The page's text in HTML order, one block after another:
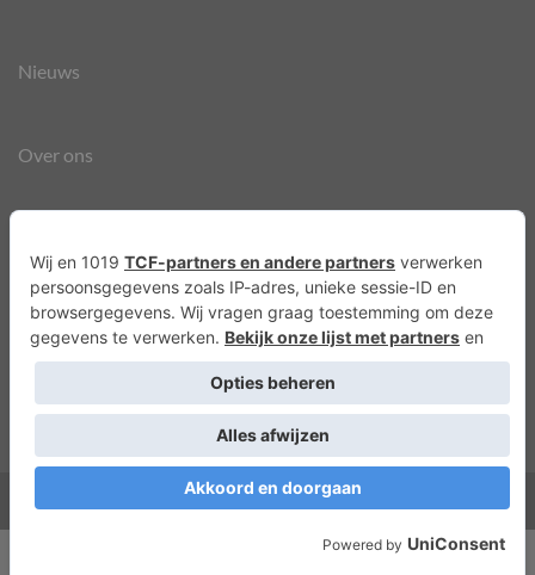
Nieuws
Over ons
Privacyverklaring
Cookies
Copyright 2026 ©Lots of Molly